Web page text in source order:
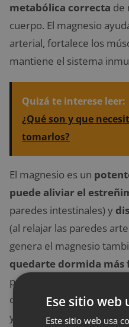
metabólica correcta de
cuerpo. El magnesio
arterial, fortalece los
mantiene el sistema
Quizá te interese leer:
¿Qué son y que
tomarlos?
El magnesio es un
puede aliviar el
paredes intestinales) y
(al relajar las paredes
genera el magnesio
quedarte dormida más
propensa a los
corresponde a una señal
y es un problema que el
Ese sitio web
Este sitio web usa